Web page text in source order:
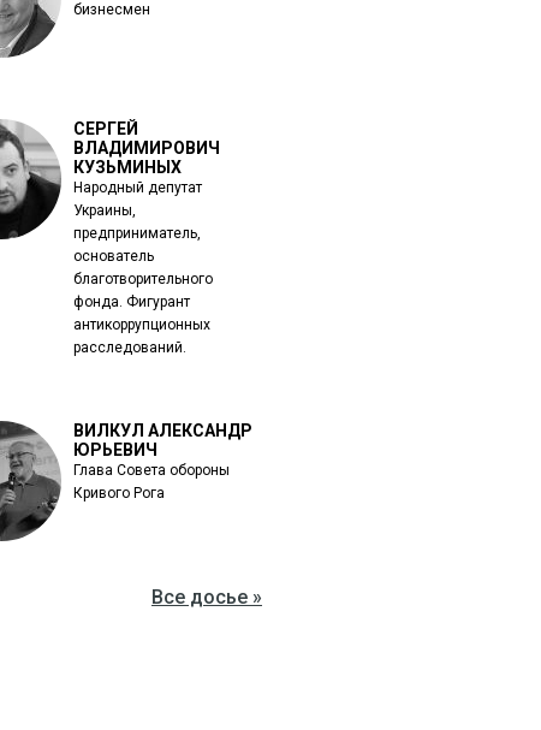
бизнесмен
СЕРГЕЙ
ВЛАДИМИРОВИЧ
КУЗЬМИНЫХ
Народный депутат
Украины,
предприниматель,
основатель
благотворительного
фонда. Фигурант
антикоррупционных
расследований.
ВИЛКУЛ АЛЕКСАНДР
ЮРЬЕВИЧ
Глава Совета обороны
Кривого Рога
Все досье »